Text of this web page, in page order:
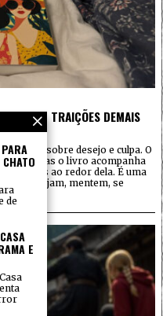
TALVEZ TRAIÇÕES DEMAIS
sobre desejo e culpa. O
mas o livro acompanha
mulheres ao redor dela. É uma
desejam, mentem, se
de
E